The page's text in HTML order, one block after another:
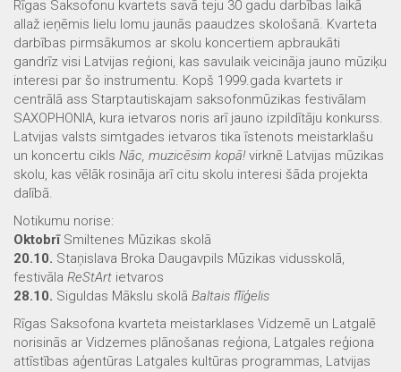
Rīgas Saksofonu kvartets savā teju 30 gadu darbības laikā
allaž ieņēmis lielu lomu jaunās paaudzes skološanā. Kvarteta
darbības pirmsākumos ar skolu koncertiem apbraukāti
gandrīz visi Latvijas reģioni, kas savulaik veicināja jauno mūziķu
interesi par šo instrumentu. Kopš 1999.gada kvartets ir
centrālā ass Starptautiskajam saksofonmūzikas festivālam
SAXOPHONIA, kura ietvaros noris arī jauno izpildītāju konkurss.
Latvijas valsts simtgades ietvaros tika īstenots meistarklašu
un koncertu cikls Nāc, muzicēsim kopā! virknē Latvijas mūzikas
skolu, kas vēlāk rosināja arī citu skolu interesi šāda projekta
dalībā.
Notikumu norise:
OktobrīSmiltenes Mūzikas skolā
20.10. Staņislava Broka Daugavpils Mūzikas vidusskolā,
festivāla ReStArt ietvaros
28.10. Siguldas Mākslu skolā Baltais flīģelis
Rīgas Saksofona kvarteta meistarklases Vidzemē un Latgalē
norisinās ar Vidzemes plānošanas reģiona, Latgales reģiona
attīstības aģentūras Latgales kultūras programmas, Latvijas